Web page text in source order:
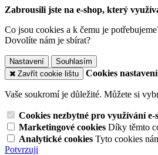
Zabrousili jste na e-shop, který
Co jsou cookies a k čemu je
Dovolíte nám je sbírat?
Nastavení
Souhlasím
Zavřít cookie lištu
Cookies nastavení
Vaše soukromí je důležité. Můžete si
Cookies nezbytné pro využívání e-
Marketingové cookies Díky těmto
Analytické cookies Tyto cookies
Potvrzuji